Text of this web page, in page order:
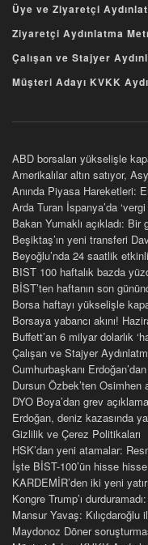
Üye ve Ziyaretçi
Ziyaretçi Aydınlatma
Çalışan ve Stajyer
Müşteri Adayı KVKK
ABD borsaları yükselişle
Amerikalılar altın satıyor,
Anında Piyasa Hareketleri:
Arda Turan İspanya’da
Bakan Yumaklı açıkladı: Bir
Beşiktaş’ın yeni transferi
Beyoğlu’nda 24 saatlik
BIST 100 haftalık bazda
BİST’ten haftanın son
Borsa haftayı yükselişle
Borsaya yabancı akını!
Buffett’an 6 milyar dolarlık
Çalışan ve Stajyer
Cumhurbaşkanı
Dursun Özbek’ten Osimhen
DYO Boya’dan grev
Erdoğan, deniz kazasında
Gizlilik ve Çerez Politikaları
HSK’dan yeni atamalar:
İşte BİST-100’ün hisse
KARDEMİR’den iki yeni
Kongre Trump’ı
Mansur Yavaş:
Maydonoz Döner